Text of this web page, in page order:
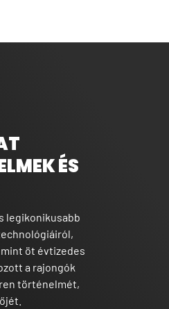
ÉS
legikonikusabb
öt évtizedes
a rajongók
történelmét,